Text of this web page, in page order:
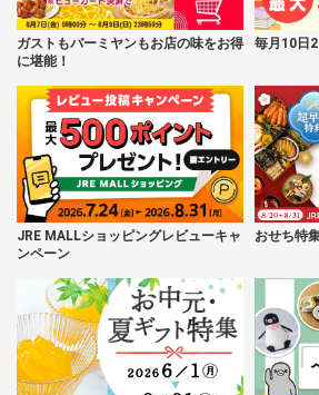
ガストもバーミヤンもお店の味をお得
に堪能！
毎月10日
JRE MALLショッピングレビューキャ
ンペーン
おせち特